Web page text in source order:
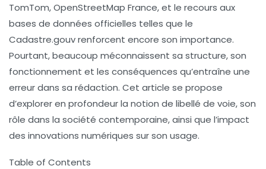
TomTom, OpenStreetMap France, et le recours aux
bases de données officielles telles que le
Cadastre.gouv renforcent encore son importance.
Pourtant, beaucoup méconnaissent sa structure, son
fonctionnement et les conséquences qu’entraîne une
erreur dans sa rédaction. Cet article se propose
d’explorer en profondeur la notion de libellé de voie, son
rôle dans la société contemporaine, ainsi que l’impact
des innovations numériques sur son usage.
Table of Contents